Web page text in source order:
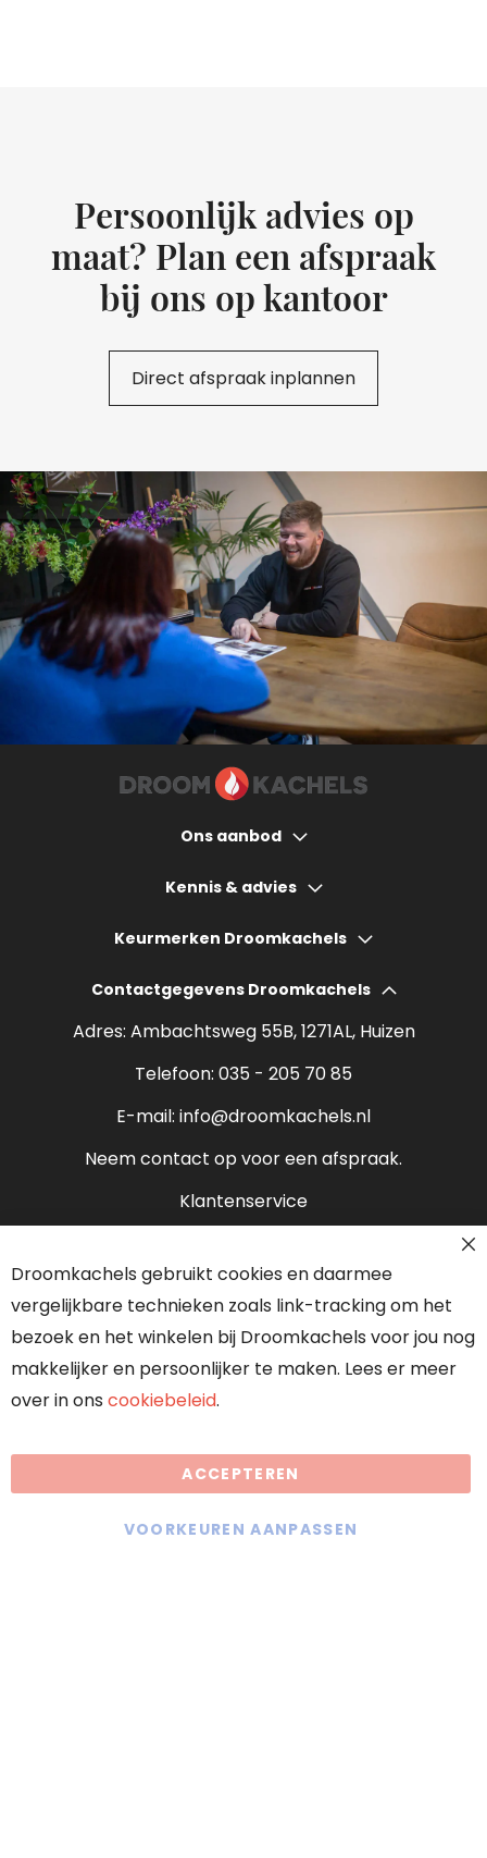
Persoonlijk advies op
maat? Plan een afspraak
bij ons op kantoor
Direct afspraak inplannen
Ons aanbod
Houtkachels
Bio ethanol haarden
Sfeerhaarden
Open haard
Kennis & advies
Hoeveel bespaart een houtkachel?
Keurmerken Droomkachels
Contactgegevens Droomkachels
Adres: Ambachtsweg 55B, 1271AL, Huizen
Telefoon: 035 - 205 70 85
E-mail: info@droomkachels.nl
Neem contact op voor een afspraak.
Klantenservice
Over ons
Onze partners
Offerte aanvragen
Algemene voorwaarden
Droomkachels maakt gebruik vancookies
KVK: 70636117
BTW: NL858402889B01
Droomkachels gebruikt cookies en daarmee
vergelijkbare technieken zoals link-tracking om het
bezoek en het winkelen bij Droomkachels voor jou nog
makkelijker en persoonlijker te maken. Lees er meer
over in ons cookiebeleid.
ACCEPTEREN
VOORKEUREN AANPASSEN